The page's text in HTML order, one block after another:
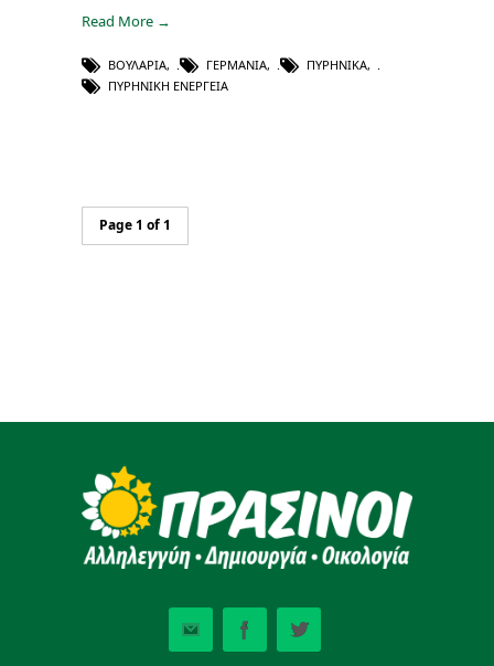
Read More →
ΒΟΥΛΑΡΊΑ, ΓΕΡΜΑΝΊΑ, ΠΥΡΗΝΙΚΆ,
ΠΥΡΗΝΙΚΉ ΕΝΈΡΓΕΙΑ
Page 1 of 1